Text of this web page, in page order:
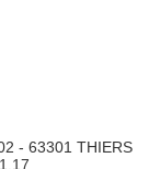
- 63301 THIERS